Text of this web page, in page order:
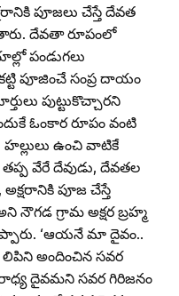
పూజలు చేస్తే దేవత
దేవతా రూపంలో
పండుగలు
పూజించే సంప్ర దాయం
పుట్టుకొచ్చారని
ఓంకార రూపం వంటి
ఉంచి వాటికే
వేరే దేవుడు, దేవతల
పూజ చేస్తే
నౌగడ గ్రామ అక్షర బ్రహ్మ
‘ఆయనే మా దైవం..
అందించిన సవర
దైవమని సవర గిరిజనం